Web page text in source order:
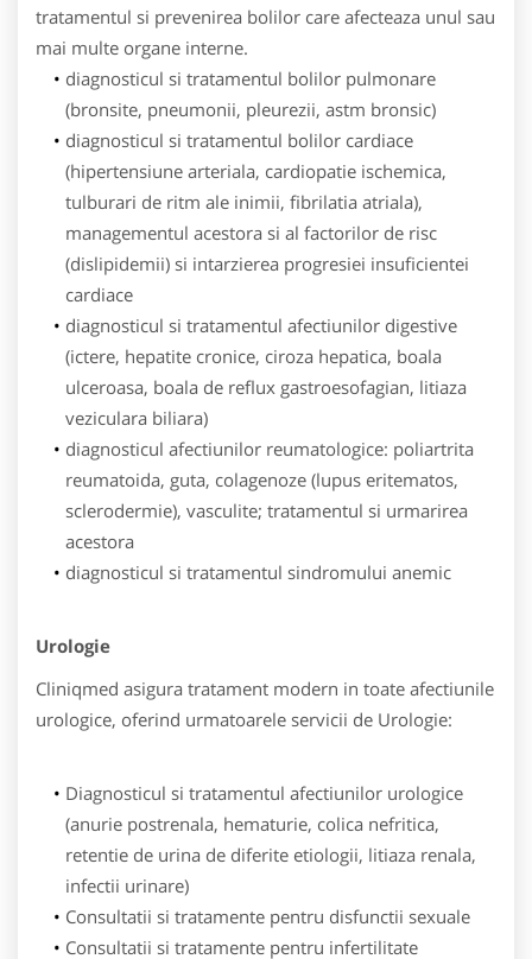
tratamentul si prevenirea bolilor care afecteaza unul sau
mai multe organe interne.
diagnosticul si tratamentul bolilor pulmonare
(bronsite, pneumonii, pleurezii, astm bronsic)
diagnosticul si tratamentul bolilor cardiace
(hipertensiune arteriala, cardiopatie ischemica,
tulburari de ritm ale inimii, fibrilatia atriala),
managementul acestora si al factorilor de risc
(dislipidemii) si intarzierea progresiei insuficientei
cardiace
diagnosticul si tratamentul afectiunilor digestive
(ictere, hepatite cronice, ciroza hepatica, boala
ulceroasa, boala de reflux gastroesofagian, litiaza
veziculara biliara)
diagnosticul afectiunilor reumatologice: poliartrita
reumatoida, guta, colagenoze (lupus eritematos,
sclerodermie), vasculite; tratamentul si urmarirea
acestora
diagnosticul si tratamentul sindromului anemic
Urologie
Cliniqmed asigura tratament modern in toate afectiunile
urologice, oferind urmatoarele servicii de Urologie:
Diagnosticul si tratamentul afectiunilor urologice
(anurie postrenala, hematurie, colica nefritica,
retentie de urina de diferite etiologii, litiaza renala,
infectii urinare)
Consultatii si tratamente pentru disfunctii sexuale
Consultatii si tratamente pentru infertilitate